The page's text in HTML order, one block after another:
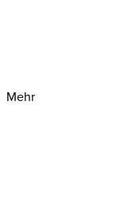
Mehr